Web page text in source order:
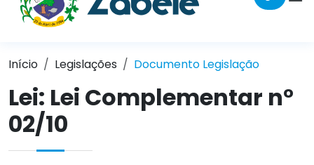
Início Legislações Documento Legislação
Lei: Lei Complementar n°
02/10